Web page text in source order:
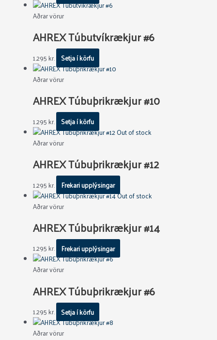
Aðrar vörur
AHREX Túbutvíkrækjur #6
1.295kr. Setja í körfu
Aðrar vörur
AHREX Túbuþrikrækjur #10
1.295kr. Setja í körfu
Out of stock
Aðrar vörur
AHREX Túbuþrikrækjur #12
1.295kr. Frekari upplýsingar
Out of stock
Aðrar vörur
AHREX Túbuþrikrækjur #14
1.295kr. Frekari upplýsingar
Aðrar vörur
AHREX Túbuþrikrækjur #6
1.295kr. Setja í körfu
Aðrar vörur